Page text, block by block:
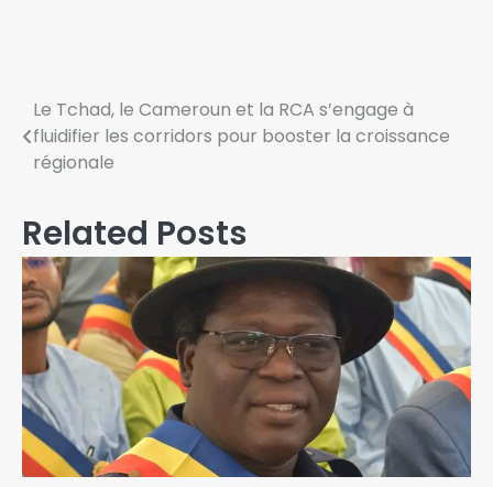
Le Tchad, le Cameroun et la RCA s’engage à
fluidifier les corridors pour booster la croissance
régionale
Related Posts